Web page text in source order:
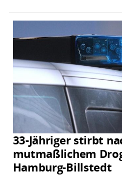
33-Jähriger stirbt
mutmaßlichem
Hamburg-Billstedt